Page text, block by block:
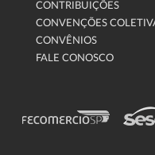
CONTRIBUIÇÕES
CONVENÇÕES
CONVÊNIOS
FALE CONOSCO